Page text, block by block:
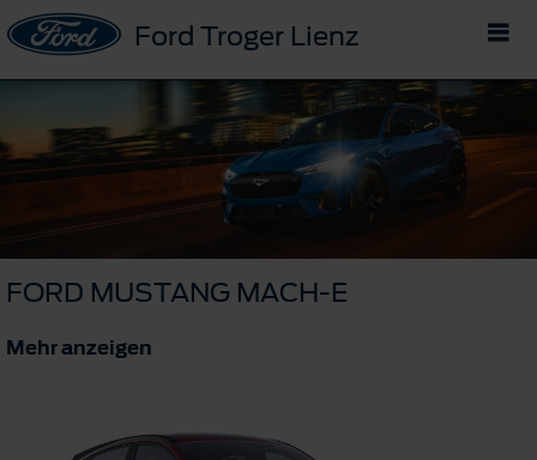
Ford Troger Lienz
FORD MUSTANG MACH-E
Mehr anzeigen